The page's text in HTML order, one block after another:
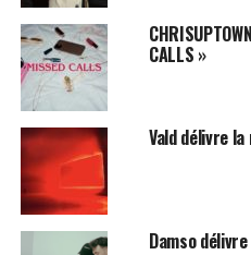
CALLS »
Vald délivre
Damso